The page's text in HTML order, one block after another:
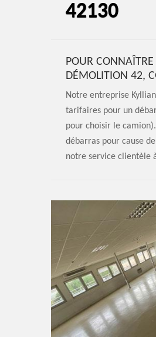
42130
POUR CONNAÎTRE
DÉMOLITION 42,
Notre entreprise
tarifaires pour un
pour choisir le
débarras pour cause
notre service clientèle